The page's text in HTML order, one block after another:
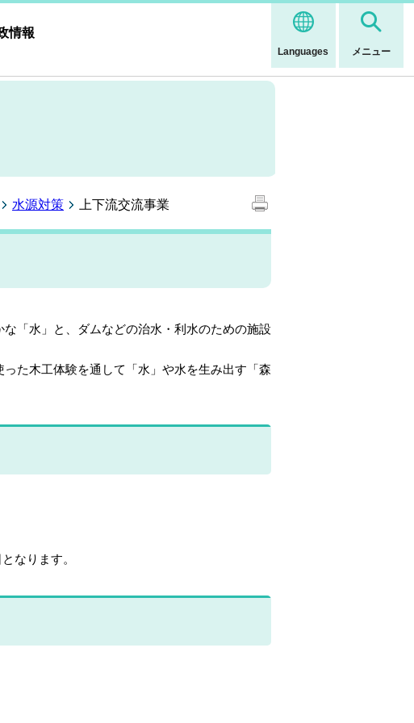
Languages メニュー
情報
水源対策 上下流交流事業
「水」と、ダムなどの治水・利水のための施設
た木工体験を通して「水」や水を生み出す「森
なります。